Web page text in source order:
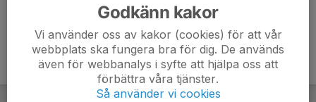
Godkänn kakor
Vi använder oss av kakor (cookies) för att vår
webbplats ska fungera bra för dig. De används
även för webbanalys i syfte att hjälpa oss att
förbättra våra tjänster.
Så använder vi cookies